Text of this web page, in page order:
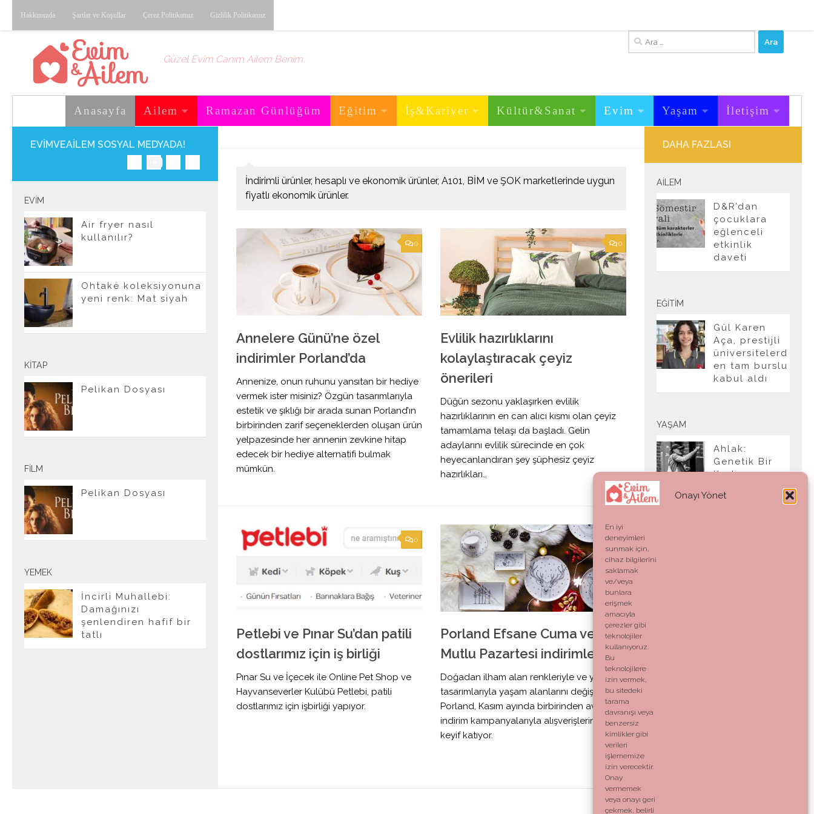
Onayı Yönet
En iyi
deneyimleri
sunmak için,
cihaz bilgilerini
saklamak
ve/veya
bunlara
erişmek
amacıyla
çerezler gibi
teknolojiler
kullanıyoruz.
Bu
teknolojilere
izin vermek,
bu sitedeki
tarama
davranışı veya
benzersiz
kimlikler gibi
verileri
işlememize
izin verecektir.
Onay
vermemek
veya onayı geri
çekmek, belirli
Skip to content
Hakkımızda Şartlar ve Koşullar Çerez Politikamız Gizlilik Politikamız
Güzel Evim Canım Ailem Benim
Arama:
Anasayfa Ailem Ramazan Günlüğüm Eğitim İş&Kariyer Kültür&Sanat Evim Yaşam İletişim
İndirimli ürünler, hesaplı ve ekonomik ürünler, A101, BİM ve ŞOK marketlerinde uygun
fiyatlı ekonomik ürünler.
0
Annelere Günü’ne özel
indirimler Porland’da
Annenize, onun ruhunu yansıtan bir hediye
vermek ister misiniz? Özgün tasarımlarıyla
estetik ve şıklığı bir arada sunan Porland’ın
birbirinden zarif seçeneklerden oluşan ürün
yelpazesinde her annenin zevkine hitap
edecek bir hediye alternatifi bulmak
mümkün.
0
Evlilik hazırlıklarını
kolaylaştıracak çeyiz
önerileri
Düğün sezonu yaklaşırken evlilik
hazırlıklarının en can alıcı kısmı olan çeyiz
tamamlama telaşı da başladı. Gelin
adaylarını evlilik sürecinde en çok
heyecanlandıran şey şüphesiz çeyiz
hazırlıkları…
0
Petlebi ve Pınar Su’dan patili
dostlarımız için iş birliği
Pınar Su ve İçecek ile Online Pet Shop ve
Hayvanseverler Kulübü Petlebi, patili
dostlarımız için işbirliği yapıyor.
0
Porland Efsane Cuma ve
Mutlu Pazartesi indirimleri
Doğadan ilham alan renkleriyle ve yenilikçi
tasarımlarıyla yaşam alanlarını değiştiren
Porland, Kasım ayında birbirinden avantajlı
indirim kampanyalarıyla alışverişlerinize
keyif katıyor.
EVIMVEAILEM SOSYAL MEDYADA!
EVIM
Air fryer nasıl
kullanılır?
Ohtake koleksiyonuna
yeni renk: Mat siyah
KITAP
Pelikan Dosyası
FILM
Pelikan Dosyası
YEMEK
İncirli Muhallebi:
Damağınızı
şenlendiren hafif bir
tatlı
DAHA FAZLASI
AILEM
D&R’dan
çocuklara
eğlenceli
etkinlik
daveti
EĞITIM
Gül Karen
Aça, prestijli
üniversitelerd
en tam burslu
kabul aldı
YAŞAM
Ahlak:
Genetik Bir
Kod mu,
Refleks mi?